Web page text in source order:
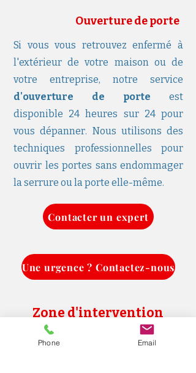
Ouverture de porte
Si vous vous retrouvez enfermé à
l'extérieur de votre maison ou de
votre entreprise, notre service
d'ouverture de porte est
disponible 24 heures sur 24 pour
vous dépanner. Nous utilisons des
techniques professionnelles pour
ouvrir les portes sans endommager
la serrure ou la porte elle-même.
Contacter un expert
Une urgence ? Contactez-nous
Zone d'intervention
Nous intervenons dans la ville
de Marseille et ses alentours
Phone Email